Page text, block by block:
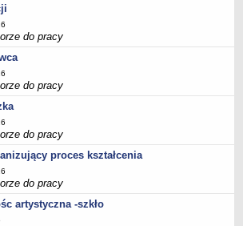
do pracy
do pracy
do pracy
proces kształcenia
do pracy
artystyczna -szkło